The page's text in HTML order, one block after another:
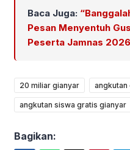
Baca Juga:
Pesan Menyentuh
Peserta Jamnas 2026
20 miliar gianyar angkutan
angkutan siswa gratis gianyar
Bagikan: